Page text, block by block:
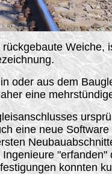
Weiche,
oder aus dem
eine
eine neue
konnten